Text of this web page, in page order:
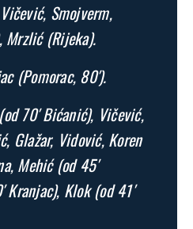
Smojverm,
Mrzlić (Rijeka).
(Pomorac, 80′).
70′ Bićanić), Vičević,
Glažar, Vidović, Koren
Mehić (od 45′
Kranjac), Klok (od 41′